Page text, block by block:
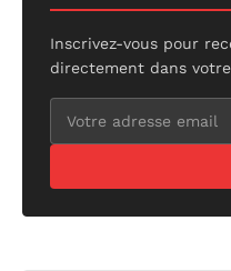
Inscrivez-vous pour
directement dans